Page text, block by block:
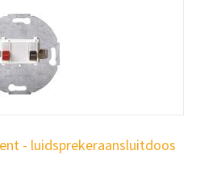
- luidsprekeraansluitdoos